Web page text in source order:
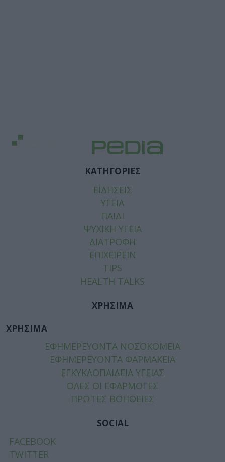
ΚΑΤΗΓΟΡΙΕΣ
ΕΙΔΗΣΕΙΣ
ΥΓΕΙΑ
ΠΑΙΔΙ
ΨΥΧΙΚΗ ΥΓΕΙΑ
ΔΙΑΤΡΟΦΗ
ΕΠΙΧΕΙΡΕΙΝ
TIPS
HEALTH TALKS
ΧΡΗΣΙΜΑ
ΧΡΗΣΙΜΑ
ΕΦΗΜΕΡΕΥΟΝΤΑ ΝΟΣΟΚΟΜΕΙΑ
ΕΦΗΜΕΡΕΥΟΝΤΑ ΦΑΡΜΑΚΕΙΑ
ΕΓΚΥΚΛΟΠΑΙΔΕΙΑ ΥΓΕΙΑΣ
ΟΛΕΣ ΟΙ ΕΦΑΡΜΟΓΕΣ
ΠΡΩΤΕΣ ΒΟΗΘΕΙΕΣ
SOCIAL
FACEBOOK
TWITTER